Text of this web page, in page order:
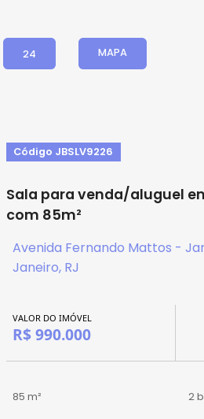
24 MAPA
Código JBSLV9226
Sala para venda/aluguel
com 85m²
Avenida Fernando Mattos -
Janeiro, RJ
VALOR DO IMÓVEL
R$ 990.000
85 m² 2